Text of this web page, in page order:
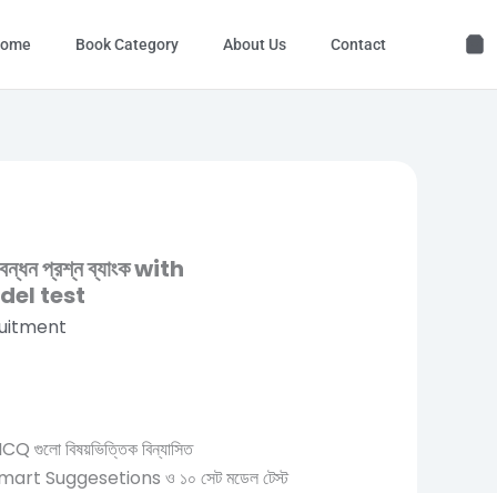
Book Category About Us Contact
প্রশ্ন ব্যাংক with
test
গুলো বিষয়ভিত্তিক বিন্যাসিত
Smart Suggesetions ও ১০ সেট মডেল টেস্ট